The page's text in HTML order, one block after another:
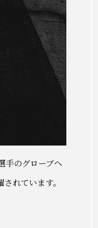
手のグローブへ
れています。